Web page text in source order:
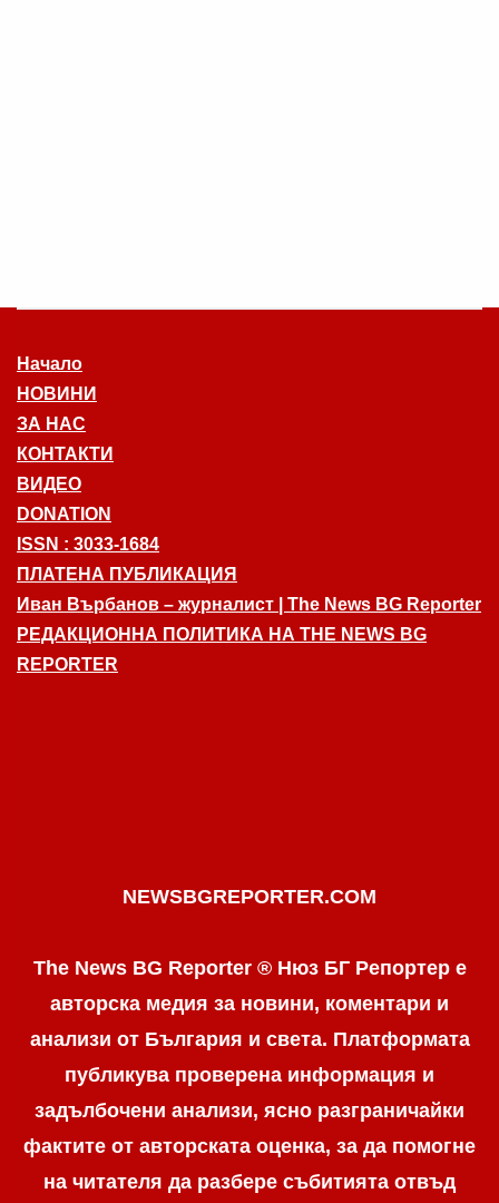
Начало
НОВИНИ
ЗА НАС
КОНТАКТИ
ВИДЕО
DONATION
ISSN : 3033-1684
ПЛАТЕНА ПУБЛИКАЦИЯ
Иван Върбанов – журналист | The News BG Reporter
РЕДАКЦИОННА ПОЛИТИКА НА THE NEWS BG
REPORTER
NEWSBGREPORTER.COM
The News BG Reporter ® Нюз БГ Репортер е
авторска медия за новини, коментари и
анализи от България и света. Платформата
публикува проверена информация и
задълбочени анализи, ясно разграничaйки
фактите от авторската оценка, за да помогне
на читателя да разбере събитията отвъд